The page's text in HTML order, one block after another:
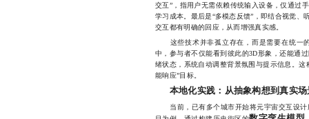
交互”，指用户无需依赖传统输入设备，仅通过
学习成本。最后是“多模态反馈”，即结合视觉
交互都有明确的回应，从而增强真实感。
这些技术并非孤立存在，而是需要在统一
中，参与者不仅能看到彼此的3D形象，还能通
绪状态，系统自动调整背景氛围与提示信息。
能响应”目标。
本地化实践：从抽象构想到真实场
当前，已有多个城市开始将元宇宙交互设计